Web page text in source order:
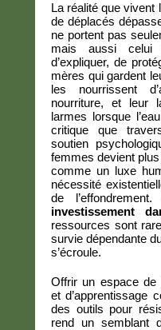
La réalité que
de déplacés
ne portent pas
mais aussi celui
d’expliquer, de
mères qui gardent
les nourrissent
nourriture, et leur
larmes lorsque
critique que
soutien
femmes devient
comme un luxe
nécessité
de l’effondrement.
investissement
ressources sont
survie dépendante
s’écroule.
Offrir un espace de
et d’apprentissage
des outils pour
rend un semblant